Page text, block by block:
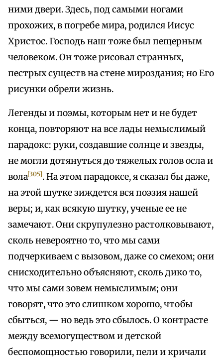
ними двери. Здесь, под самыми ногами
прохожих, в погребе мира, родился Иисус
Христос. Господь наш тоже был пещерным
человеком. Он тоже рисовал странных,
пестрых существ на стене мироздания; но Его
рисунки обрели жизнь.
Легенды и поэмы, которым нет и не будет
конца, повторяют на все лады немыслимый
парадокс: руки, создавшие солнце и звезды,
не могли дотянуться до тяжелых голов осла и
вола[305]. На этом парадоксе, я сказал бы даже,
на этой шутке зиждется вся поэзия нашей
веры; и, как всякую шутку, ученые ее не
замечают. Они скрупулезно растолковывают,
сколь невероятно то, что мы сами
подчеркиваем с вызовом, даже со смехом; они
снисходительно объясняют, сколь дико то,
что мы сами зовем немыслимым; они
говорят, что это слишком хорошо, чтобы
сбыться, — но ведь это сбылось. О контрасте
между всемогуществом и детской
беспомощностью говорили, пели и кричали